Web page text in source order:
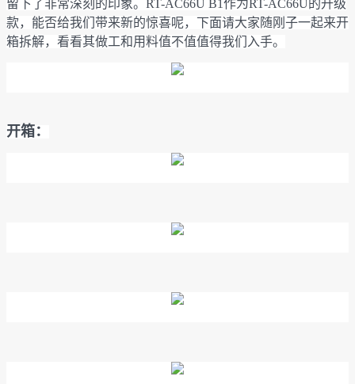
留下了非常深刻的印象。RT-AC66U B1作为RT-AC66U的升级
款，能否给我们带来新的惊喜呢，下面请大家随刚子一起来开
箱拆解，看看其做工和用料值不值值得我们入手。
开箱：